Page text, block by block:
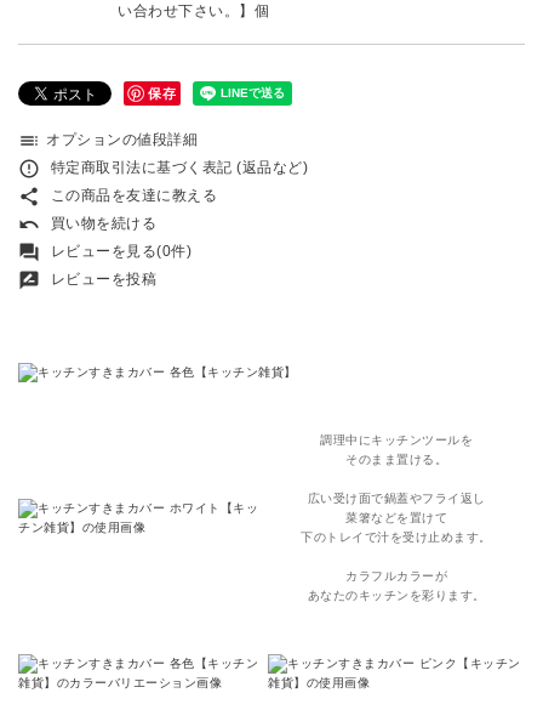
い合わせ下さい。】個
保存
toc オプションの値段詳細
error_outline 特定商取引法に基づく表記 (返品など)
share この商品を友達に教える
undo 買い物を続ける
forum レビューを見る(0件)
rate_review レビューを投稿
調理中にキッチンツールを
そのまま置ける。
広い受け面で鍋蓋やフライ返し
菜箸などを置けて
下のトレイで汁を受け止めます。
カラフルカラーが
あなたのキッチンを彩ります。